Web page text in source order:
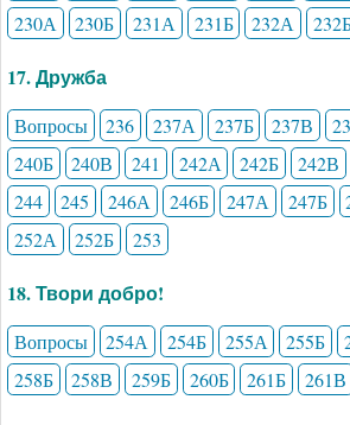
230А
230Б 231А 231Б 232А
17. Дружба
Вопросы 236 237А 237Б 237В
240Б
240В 241 242А 242Б 242В
244
245 246А 246Б 247А 247Б
252А
252Б 253
18. Твори добро!
Вопросы 254А 254Б 255А 255Б
258Б
258В 259Б 260Б 261Б 261В